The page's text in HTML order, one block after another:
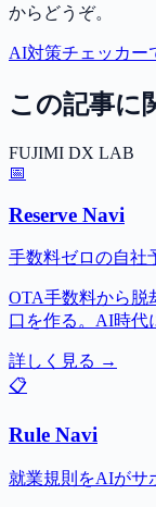
からどうぞ。
AI対策チェッカー
この記事に
FUJIMI DX LAB
📅
Reserve Navi
手数料ゼロの自社
OTA手数料から脱
口を作る。AI時代
詳しく見る →
📋
Rule Navi
就業規則をAIがサ